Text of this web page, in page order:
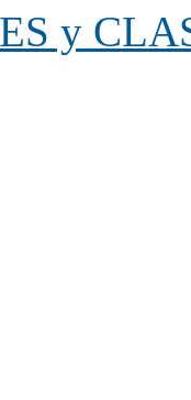
y